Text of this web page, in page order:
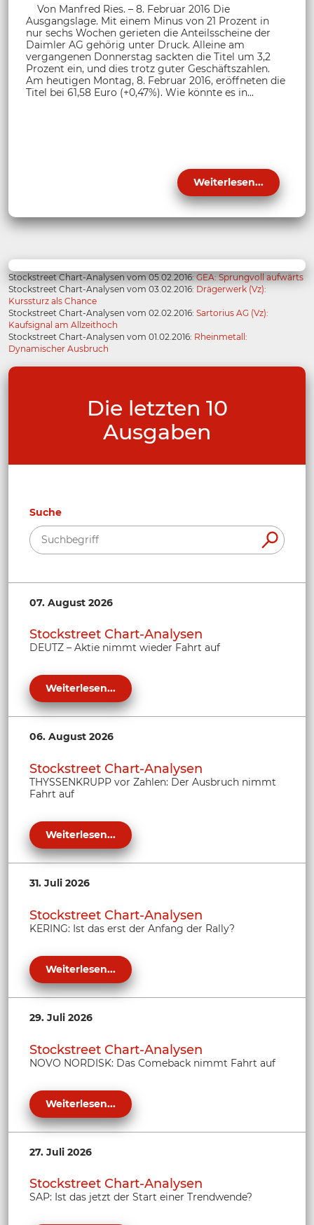
Von Manfred Ries. – 8. Februar 2016 Die
Ausgangslage. Mit einem Minus von 21 Prozent in
nur sechs Wochen gerieten die Anteilsscheine der
Daimler AG gehörig unter Druck. Alleine am
vergangenen Donnerstag sackten die Titel um 3,2
Prozent ein, und dies trotz guter Geschäftszahlen.
Am heutigen Montag, 8. Februar 2016, eröffneten die
Titel bei 61,58 Euro (+0,47%). Wie könnte es in...
Weiterlesen...
Stockstreet Chart-Analysen vom 05.02.2016: GEA: Sprungvoll aufwärts
Stockstreet Chart-Analysen vom 03.02.2016: Drägerwerk (Vz):
Kurssturz als Chance
Stockstreet Chart-Analysen vom 02.02.2016: Sartorius AG (Vz):
Kaufsignal am Allzeithoch
Stockstreet Chart-Analysen vom 01.02.2016: Rheinmetall:
Dynamischer Ausbruch
Die letzten 10
Ausgaben
Suche
07. August 2026
Stockstreet Chart-Analysen
DEUTZ – Aktie nimmt wieder Fahrt auf
Weiterlesen...
06. August 2026
Stockstreet Chart-Analysen
THYSSENKRUPP vor Zahlen: Der Ausbruch nimmt
Fahrt auf
Weiterlesen...
31. Juli 2026
Stockstreet Chart-Analysen
KERING: Ist das erst der Anfang der Rally?
Weiterlesen...
29. Juli 2026
Stockstreet Chart-Analysen
NOVO NORDISK: Das Comeback nimmt Fahrt auf
Weiterlesen...
27. Juli 2026
Stockstreet Chart-Analysen
SAP: Ist das jetzt der Start einer Trendwende?